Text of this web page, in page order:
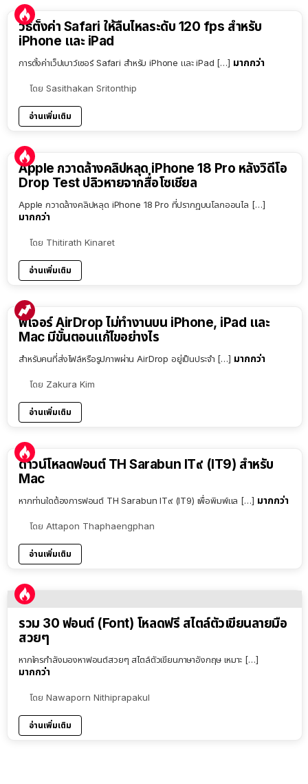
วิธีตั้งค่า Safari ให้ลื่นไหลระดับ 120 fps สำหรับ
iPhone และ iPad
การตั้งค่าเว็ปเบาว์เซอร์ Safari สำหรับ iPhone และ iPad […] มากกว่า
โดย Sasithakan Sritonthip
อ่านเพิ่มเติม
Apple กวาดล้างคลิปหลุด iPhone 18 Pro หลังวิดีโอ
Drop Test ปลิวหายจากสื่อโซเชียล
Apple กวาดล้างคลิปหลุด iPhone 18 Pro ที่ปรากฏบนโลกออนไล […]
มากกว่า
โดย Thitirath Kinaret
อ่านเพิ่มเติม
ฟีเจอร์ AirDrop ไม่ทำงานบน iPhone, iPad และ
Mac มีขั้นตอนแก้ไขอย่างไร
สำหรับคนที่ส่งไฟล์หรือรูปภาพผ่าน AirDrop อยู่เป็นประจำ […] มากกว่า
โดย Zakura Kim
อ่านเพิ่มเติม
ดาวน์โหลดฟอนต์ TH Sarabun IT๙ (IT9) สำหรับ
Mac
หากท่านใดต้องการฟอนต์ TH Sarabun IT๙ (IT9) เพื่อพิมพ์แล […] มากกว่า
โดย Attapon Thaphaengphan
อ่านเพิ่มเติม
รวม 30 ฟอนต์ (Font) โหลดฟรี สไตล์ตัวเขียนลายมือ
สวยๆ
หากใครกำลังมองหาฟอนต์สวยๆ สไตล์ตัวเขียนภาษาอังกฤษ เหมาะ […]
มากกว่า
โดย Nawaporn Nithiprapakul
อ่านเพิ่มเติม